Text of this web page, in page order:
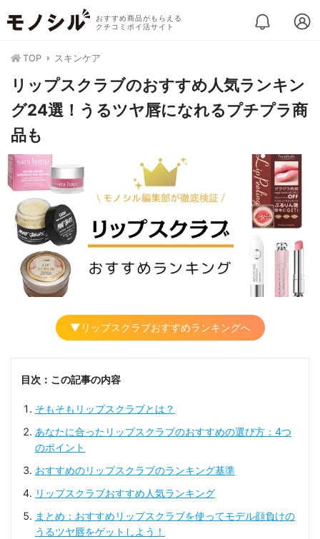
おすすめ商品がもらえる
クチコミポイ活サイト
TOP スキンケア
リップスクラブのおすすめ人気ランキン
グ24選！うるツヤ唇になれるプチプラ商
品も
▼リップスクラブおすすめランキングへ
目次：この記事の内容
そもそもリップスクラブとは？
あなたに合ったリップスクラブのおすすめの選び方：4つ
のポイント
おすすめのリップスクラブのランキング基準
リップスクラブおすすめ人気ランキング
まとめ：おすすめリップスクラブを使ってモデル顔負けの
うるツヤ唇をゲットしよう！